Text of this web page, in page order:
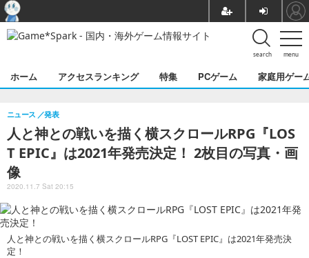
menu
search
ホーム アクセスランキング 特集 PCゲーム 家庭用ゲー
人と神との戦いを描く横スクロールRPG『LOS
T EPIC』は2021年発売決定！ 2枚目の写真・画
像
ニュース 発表
2020.11.7 Sat 20:15
人と神との戦いを描く横スクロールRPG『LOST EPIC』は2021年発売決
定！